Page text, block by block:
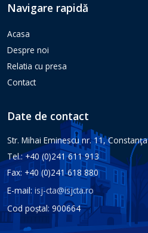
Navigare rapidă
Acasa
Despre noi
Relatia cu presa
Contact
Date de contact
Str. Mihai Eminescu nr. 11, Constanţa
Tel.: +40 (0)241 611 913
Fax: +40 (0)241 618 880
E-mail:isj-cta@isjcta.ro
Cod poștal: 900664